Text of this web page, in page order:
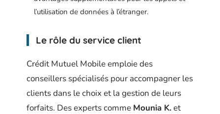
l’utilisation de données à l’étranger.
Le rôle du service client
Crédit Mutuel Mobile emploie des
conseillers spécialisés pour accompagner les
clients dans le choix et la gestion de leurs
forfaits. Des experts comme Mounia K.et